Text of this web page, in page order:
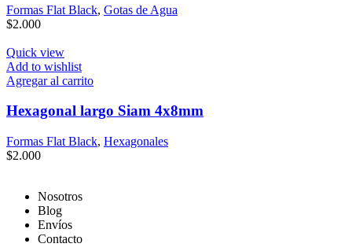
Formas Flat Black, Gotas de Agua
$2.000
Quick view
Add to wishlist
Agregar al carrito
Hexagonal largo Siam 4x8mm
Formas Flat Black, Hexagonales
$2.000
Nosotros
Blog
Envíos
Contacto